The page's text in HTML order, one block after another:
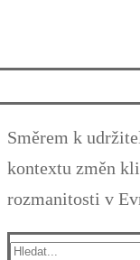
Směrem k
kontextu změn
rozmanitosti v
Suche